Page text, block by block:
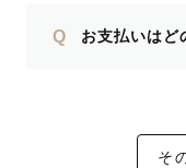
Q お支払いはど
そ